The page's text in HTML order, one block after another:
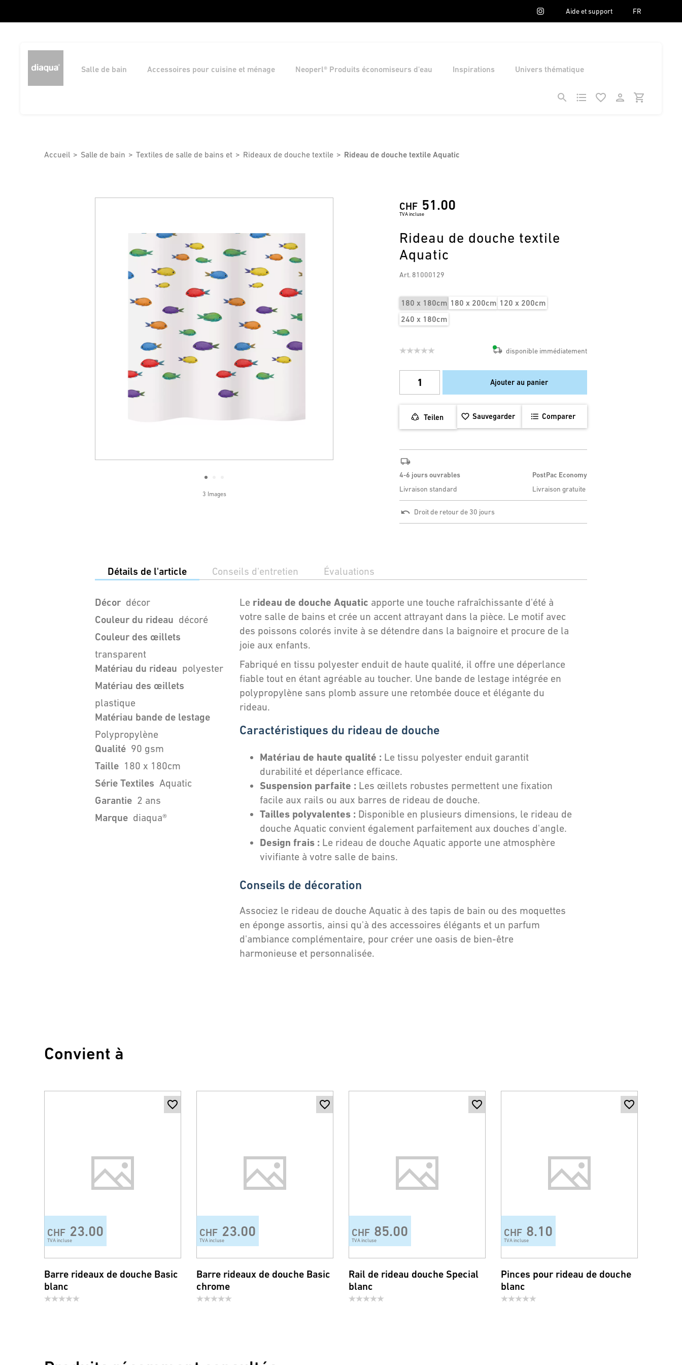
Aide et support FR
Salle de bain Accessoires pour cuisine et ménage Neoperl® Produits économiseurs d'eau Inspirations Univers thématique
Accueil Salle de bain Textiles de salle de bains et Rideaux de douche textile Rideau de douche textile Aquatic
3 Images
CHF 51.00
TVA incluse
Rideau de douche textile
Aquatic
Art. 81000129
180 x 180cm 180 x 200cm 120 x 200cm
240 x 180cm
disponible immédiatement
Ajouter au panier
Teilen Sauvegarder Comparer
4-6 jours ouvrables
Livraison standard
PostPac Economy
Livraison gratuite
Droit de retour de 30 jours
Détails de l'article Conseils d'entretien Évaluations
Décor décor
Couleur du rideau décoré
Couleur des œillets
transparent
Matériau du rideau polyester
Matériau des œillets
plastique
Matériau bande de lestage
Polypropylène
Qualité 90 gsm
Taille 180 x 180cm
Série Textiles Aquatic
Garantie 2 ans
Marque diaqua®
Le rideau de douche Aquatic apporte une touche rafraîchissante d'été à
votre salle de bains et crée un accent attrayant dans la pièce. Le motif avec
des poissons colorés invite à se détendre dans la baignoire et procure de la
joie aux enfants.
Fabriqué en tissu polyester enduit de haute qualité, il offre une déperlance
fiable tout en étant agréable au toucher. Une bande de lestage intégrée en
polypropylène sans plomb assure une retombée douce et élégante du
rideau.
Caractéristiques du rideau de douche
Matériau de haute qualité : Le tissu polyester enduit garantit
durabilité et déperlance efficace.
Suspension parfaite : Les œillets robustes permettent une fixation
facile aux rails ou aux barres de rideau de douche.
Tailles polyvalentes : Disponible en plusieurs dimensions, le rideau de
douche Aquatic convient également parfaitement aux douches d'angle.
Design frais : Le rideau de douche Aquatic apporte une atmosphère
vivifiante à votre salle de bains.
Conseils de décoration
Associez le rideau de douche Aquatic à des tapis de bain ou des moquettes
en éponge assortis, ainsi qu'à des accessoires élégants et un parfum
d'ambiance complémentaire, pour créer une oasis de bien-être
harmonieuse et personnalisée.
Convient à
CHF 23.00
TVA incluse
Barre rideaux de douche Basic
blanc
CHF 23.00
TVA incluse
Barre rideaux de douche Basic
chrome
CHF 85.00
TVA incluse
Rail de rideau douche Special
blanc
CHF 8.10
TVA incluse
Pinces pour rideau de douche
blanc